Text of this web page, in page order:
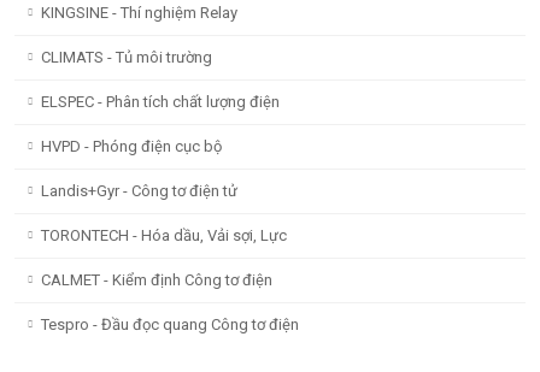
KINGSINE - Thí nghiệm Relay
CLIMATS - Tủ môi trường
ELSPEC - Phân tích chất lượng điện
HVPD - Phóng điện cục bộ
Landis+Gyr - Công tơ điện tử
TORONTECH - Hóa dầu, Vải sợi, Lực
CALMET - Kiểm định Công tơ điện
Tespro - Đầu đọc quang Công tơ điện